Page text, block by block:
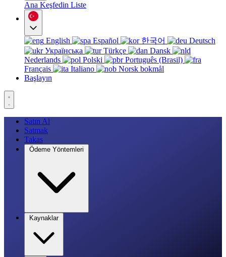
Ana Keşfedin Liste
English Español 한국어
Deutsch
Українська
Türkçe
Dansk
Nederlands
Polski
Português (Brasil)
Français
Italiano
Norsk bokmål
Başlayın
Satın Al
Satmak
Takas
Ödeme Yöntemleri
Kaynaklar